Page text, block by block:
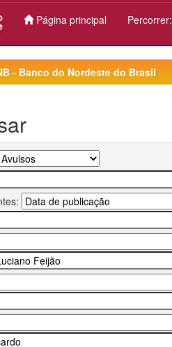
Página principal Percorrer:
- Banco do Nordeste do Brasil